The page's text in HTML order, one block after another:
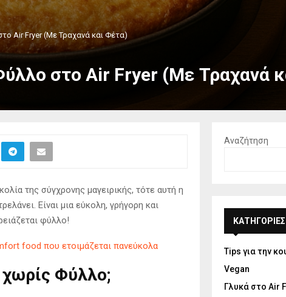
Air Fryer (Με Τραχανά και Φέτα)
στο Air Fryer (Με Τραχανά
της σύγχρονης μαγειρικής, τότε αυτή η
Είναι μια εύκολη, γρήγορη και
φύλλο!
food που ετοιμάζεται πανεύκολα
χωρίς Φύλλο;
Αναζήτηση
KΑΤΗΓΟΡΊΕΣ
Tips για την
Vegan
Γλυκά στο Air